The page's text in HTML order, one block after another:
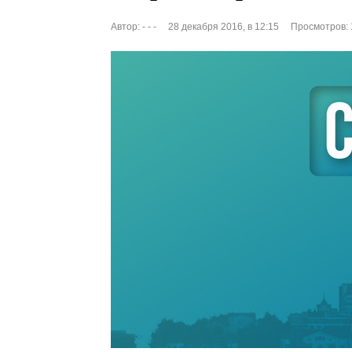
Автор: - - - 28 декабря 2016, в 12:15 Просмотров: